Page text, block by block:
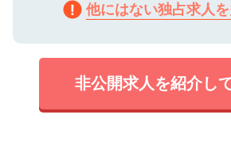
他にはない独占求人
非公開求人を紹介し